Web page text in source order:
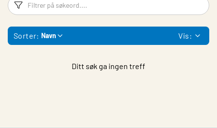
Bærekraft
Kontakt oss
Sorter: Navn Vis:
Ditt søk ga ingen treff